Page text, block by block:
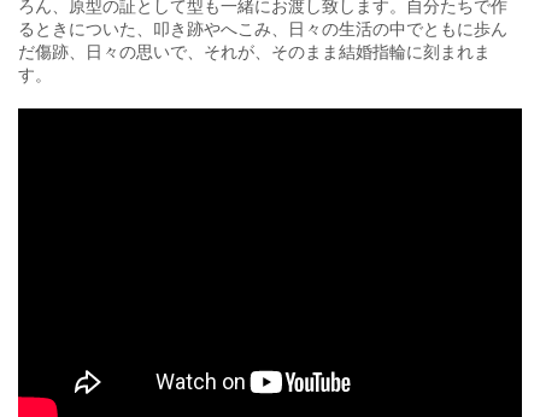
ろん、原型の証として型も一緒にお渡し致します。自分たちで作
るときについた、叩き跡やへこみ、日々の生活の中でともに歩ん
だ傷跡、日々の思いで、それが、そのまま結婚指輪に刻まれま
す。